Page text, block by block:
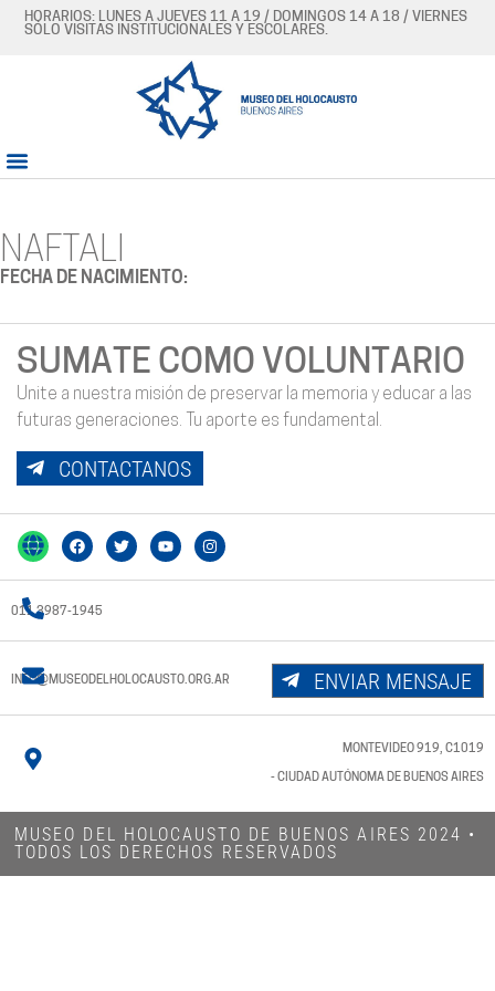
HORARIOS: LUNES A JUEVES 11 A 19 / DOMINGOS 14 A 18 / VIERNES
SÓLO VISITAS INSTITUCIONALES Y ESCOLARES.
NAFTALI
FECHA DE NACIMIENTO:
SUMATE COMO VOLUNTARIO
Unite a nuestra misión de preservar la memoria y educar a las
futuras generaciones. Tu aporte es fundamental.
CONTACTANOS
011 3987-1945
INFO@MUSEODELHOLOCAUSTO.ORG.AR ENVIAR MENSAJE
MONTEVIDEO 919, C1019
- CIUDAD AUTÓNOMA DE BUENOS AIRES
MUSEO DEL HOLOCAUSTO DE BUENOS AIRES 2024​ •
TODOS LOS DERECHOS RESERVADOS